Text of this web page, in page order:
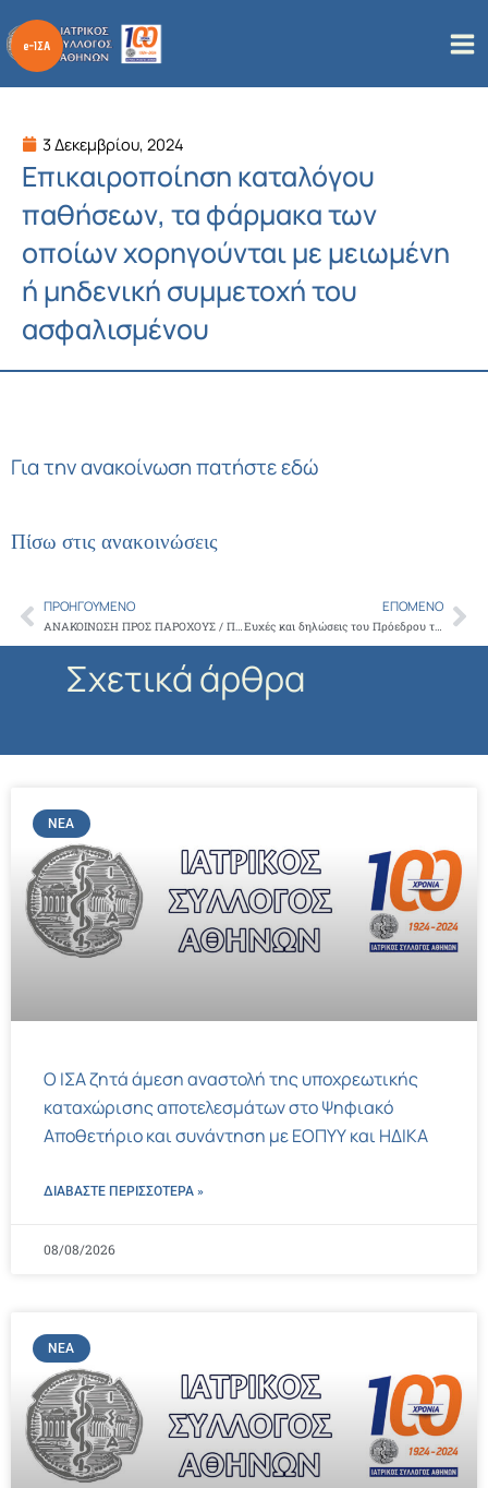
στο
περιεχόμενο
3 Δεκεμβρίου, 2024
Επικαιροποίηση καταλόγου
παθήσεων, τα φάρμακα των
οποίων χορηγούνται με μειωμένη
ή μηδενική συμμετοχή του
ασφαλισμένου
Για την ανακοίνωσηπατήστε εδώ
Πίσω στις ανακοινώσεις
Prev
ΠΡΟΗΓΟΎΜΕΝΟ
ΑΝΑΚΟΙΝΩΣΗ ΠΡΟΣ ΠΑΡΟΧΟΥΣ / ΠΡΟΜΗΘΕΥΤΕΣ ΥΠΗΡΕΣΙΩΝ ΥΓΕΙΑΣ ΓΙΑ ΤΗΝ ΡΥΘΜΙΣΗ ΤΩΝ ΟΦΕΙΛΩΝ CLAWBACK ΕΤΟΥΣ 2021
ΕΠΌΜΕΝΟ
Ευχές και δηλώσεις του Πρόεδρου του ΙΣΑ Γεωργίου Πατούλη για τα 100 χρόνια του ΙΣΘ
Σχετικά άρθρα
ΝΈΑ
Ο ΙΣΑ ζητά άμεση αναστολή της υποχρεωτικής
καταχώρισης αποτελεσμάτων στο Ψηφιακό
Αποθετήριο και συνάντηση με ΕΟΠΥΥ και ΗΔΙΚΑ
ΔΙΑΒΑΣΤΕ ΠΕΡΙΣΣΌΤΕΡΑ »
08/08/2026
ΝΈΑ